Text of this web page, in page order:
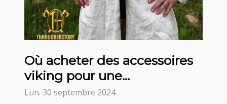
Où acheter des accessoires
viking pour une
reconstitution ?
Lun. 30 septembre 2024